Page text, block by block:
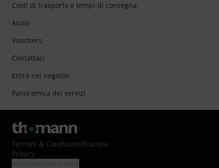
Costi di trasporto e tempi di consegna
Aiuto
Vouchers
Contattaci
Entra nel negozio
Panoramica dei servizi
Termini & Condizioni/Stampa
Privacy